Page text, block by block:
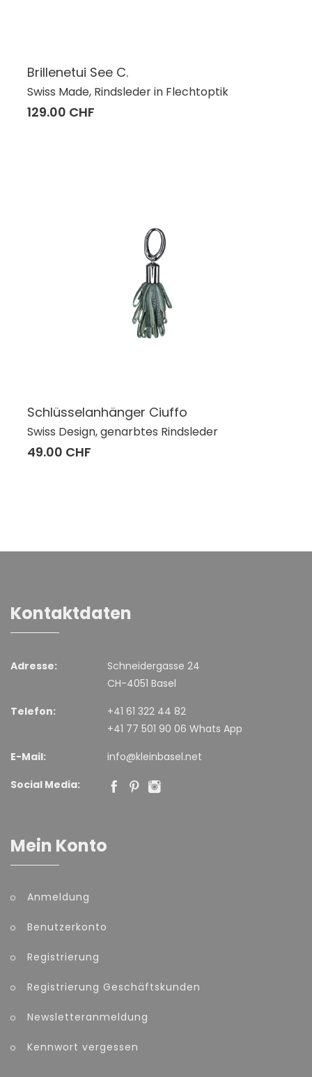
Brillenetui See C.
Swiss Made, Rindsleder in Flechtoptik
129.00 CHF
Schlüsselanhänger Ciuffo
Swiss Design, genarbtes Rindsleder
49.00 CHF
Kontaktdaten
Adresse:
Schneidergasse 24
CH-4051 Basel
Telefon:
+41 61 322 44 82
+41 77 501 90 06 Whats App
E-Mail:
info@kleinbasel.net
Social Media:
Mein Konto
Anmeldung
Benutzerkonto
Registrierung
Registrierung Geschäftskunden
Newsletteranmeldung
Kennwort vergessen